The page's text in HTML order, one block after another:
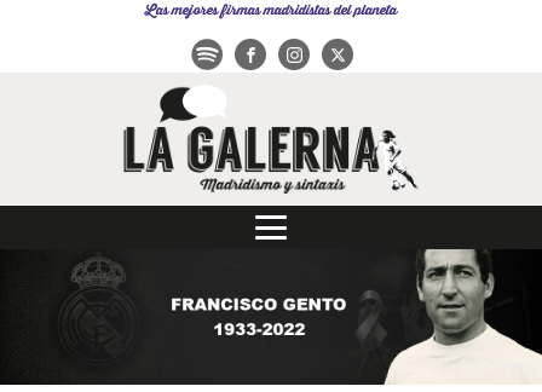
Las mejores firmas madridistas del planeta